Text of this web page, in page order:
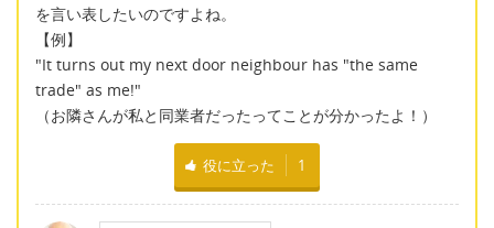
を言い表したいのですよね。
【例】
"It turns out my next door neighbour has "the same
trade" as me!"
（お隣さんが私と同業者だったってことが分かったよ！）
役に立った 1